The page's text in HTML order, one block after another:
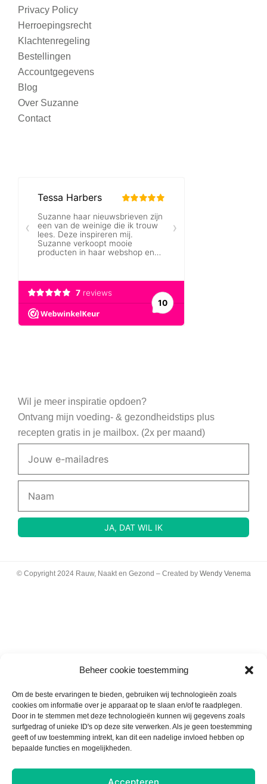
Beheer cookie toestemming
Om de beste ervaringen te bieden, gebruiken wij technologieën zoals
cookies om informatie over je apparaat op te slaan en/of te raadplegen.
Door in te stemmen met deze technologieën kunnen wij gegevens zoals
surfgedrag of unieke ID's op deze site verwerken. Als je geen toestemming
geeft of uw toestemming intrekt, kan dit een nadelige invloed hebben op
bepaalde functies en mogelijkheden.
Accepteren
Privacy Policy
Herroepingsrecht
Klachtenregeling
Bestellingen
Accountgegevens
Blog
Over Suzanne
Contact
Wil je meer inspiratie opdoen?
Ontvang mijn voeding- & gezondheidstips plus
recepten gratis in je mailbox. (2x per maand)
© Copyright 2024 Rauw, Naakt en Gezond – Created by Wendy Venema